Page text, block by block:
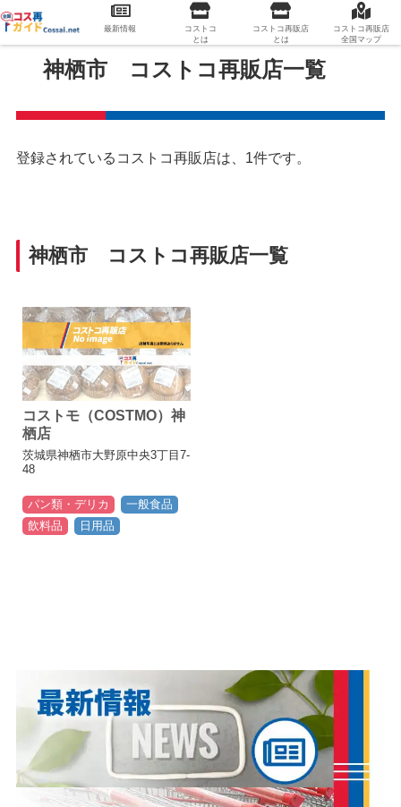
神栖市 コストコ再販店一覧
登録されているコストコ再販店は、1件です。
神栖市 コストコ再販店一覧
コストモ（COSTMO）神
栖店
茨城県神栖市大野原中央3丁目7-
48
パン類・デリカ
一般食品
飲料品
日用品
最新情報
コストコ
とは
コストコ再販店
とは
コストコ再販店
全国マップ